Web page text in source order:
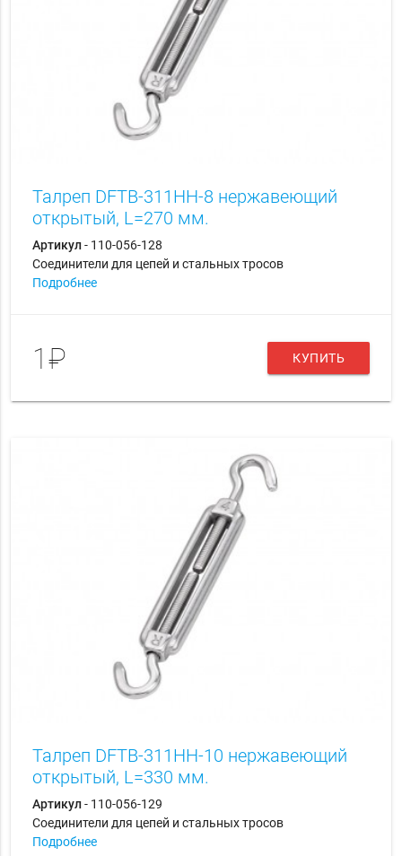
Талреп DFTB-311HH-8 нержавеющий
открытый, L=270 мм.
Артикул- 110-056-128
Соединители для цепей и стальных тросов
Подробнее
1₽ КУПИТЬ
Талреп DFTB-311HH-10 нержавеющий
открытый, L=330 мм.
Артикул- 110-056-129
Соединители для цепей и стальных тросов
Подробнее